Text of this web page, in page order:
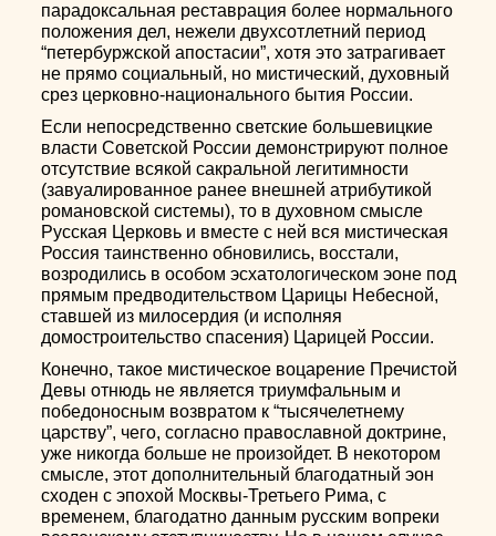
парадоксальная реставрация более нормального
положения дел, нежели двухсотлетний период
“петербуржской апостасии”, хотя это затрагивает
не прямо социальный, но мистический, духовный
срез церковно-национального бытия России.
Если непосредственно светские большевицкие
власти Советской России демонстрируют полное
отсутствие всякой сакральной легитимности
(завуалированное ранее внешней атрибутикой
романовской системы), то в духовном смысле
Русская Церковь и вместе с ней вся мистическая
Россия таинственно обновились, восстали,
возродились в особом эсхатологическом эоне под
прямым предводительством Царицы Небесной,
ставшей из милосердия (и исполняя
домостроительство спасения) Царицей России.
Конечно, такое мистическое воцарение Пречистой
Девы отнюдь не является триумфальным и
победоносным возвратом к “тысячелетнему
царству”, чего, согласно православной доктрине,
уже никогда больше не произойдет. В некотором
смысле, этот дополнительный благодатный эон
сходен с эпохой Москвы-Третьего Рима, с
временем, благодатно данным русским вопреки